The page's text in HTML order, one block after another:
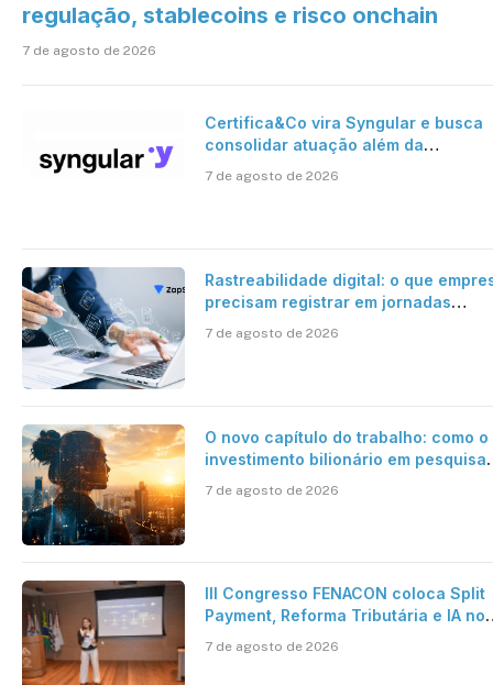
regulação, stablecoins e risco onchain
7 de agosto de 2026
Certifica&Co vira Syngular e busca
consolidar atuação além da
7 de agosto de 2026
Rastreabilidade digital: o que
precisam registrar em jornadas
7 de agosto de 2026
O novo capítulo do trabalho: como o
investimento bilionário em pesquisa
inteligência artificial
7 de agosto de 2026
III Congresso FENACON coloca Split
Payment, Reforma Tributária e IA no
centro dos debates
7 de agosto de 2026